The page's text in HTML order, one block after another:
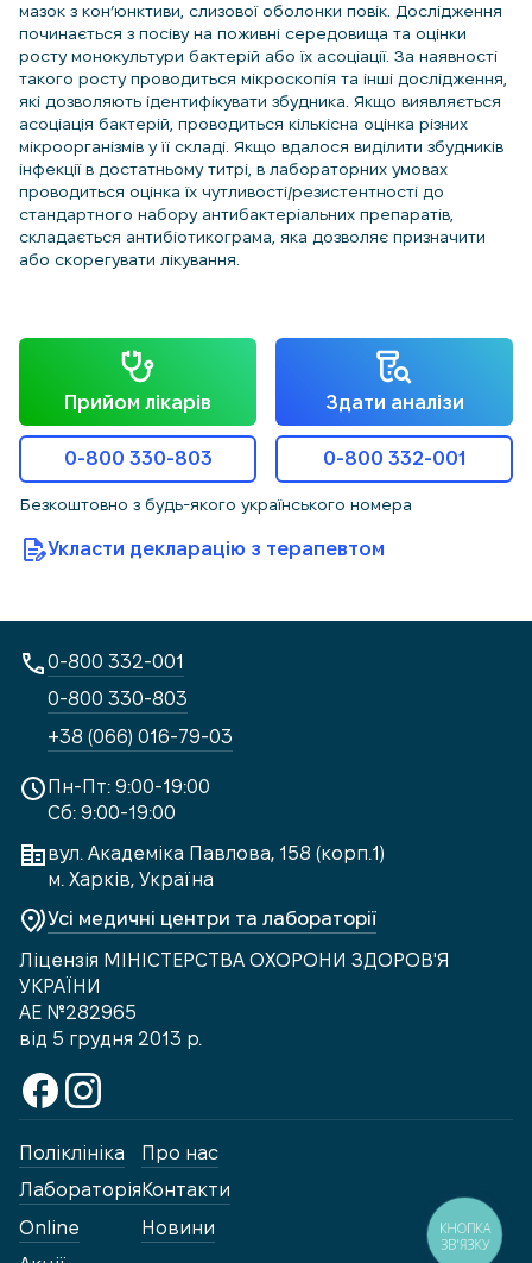
мазок з кон’юнктиви, слизової оболонки повік. Дослідження
починається з посіву на поживні середовища та оцінки
росту монокультури бактерій або їх асоціації. За наявності
такого росту проводиться мікроскопія та інші дослідження,
які дозволяють ідентифікувати збудника. Якщо виявляється
асоціація бактерій, проводиться кількісна оцінка різних
мікроорганізмів у її складі. Якщо вдалося виділити збудників
інфекції в достатньому титрі, в лабораторних умовах
проводиться оцінка їх чутливості/резистентності до
стандартного набору антибактеріальних препаратів,
складається антибіотикограма, яка дозволяє призначити
або скорегувати лікування.
Прийом лікарів Здати аналізи
0-800 330-803 0-800 332-001
Безкоштовно з будь-якого українського номера
Укласти декларацію з терапевтом
Пн-Пт: 9:00-19:00
Сб: 9:00-19:00
вул. Академіка Павлова, 158 (корп.1)
м. Харків, Україна
Усі медичні центри та лабораторії
Ліцензія МІНІСТЕРСТВА ОХОРОНИ ЗДОРОВ'Я
УКРАЇНИ
АЕ №282965
від 5 грудня 2013 р.
0-800 332-001
0-800 330-803
+38 (066) 016-79-03
Поліклініка
Лабораторія
Online
Про нас
Контакти
Новини
КНОПКА
ЗВ'ЯЗКУ